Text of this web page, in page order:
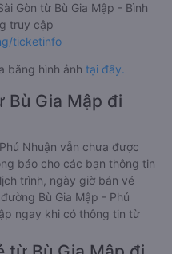
Gòn từ Bù Gia Mập - Bình
truy cập
ticketinfo
bằng hình ảnh tại đây.
Gia Mập đi
Nhuận vẫn chưa được
báo cho các bạn thông tin
trình, ngày giờ bán vé
Bù Gia Mập - Phú
ngay khi có thông tin từ